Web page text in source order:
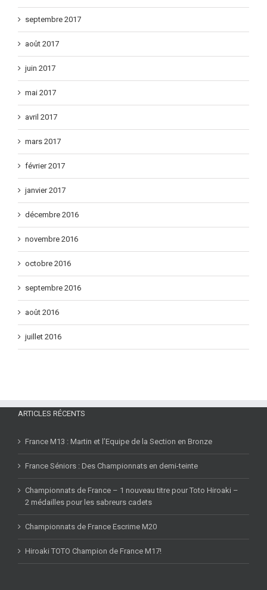
septembre 2017
août 2017
juin 2017
mai 2017
avril 2017
mars 2017
février 2017
janvier 2017
décembre 2016
novembre 2016
octobre 2016
septembre 2016
août 2016
juillet 2016
ARTICLES RÉCENTS
France M13 : Martin et l’Equipe de la Section en Bronze
France Séniors : Des Championnats en demi-teinte
Championnats de France – 1 nouveau titre pour Toto Hiroaki –
2 médailles pour les sabreurs cadets
Championnats de France Escrime M20
Hiroaki TOTO Champion de France M17!